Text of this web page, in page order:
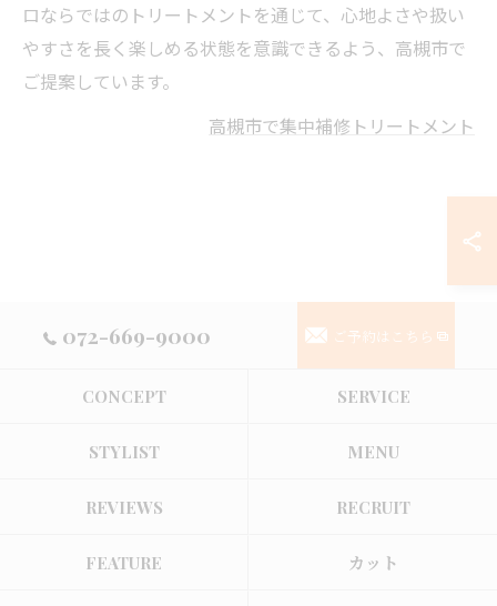
ロならではのトリートメントを通じて、心地よさや扱い
やすさを長く楽しめる状態を意識できるよう、高槻市で
ご提案しています。
高槻市で集中補修トリートメント
072-669-9000 ご予約はこちら
CONCEPT SERVICE
STYLIST MENU
REVIEWS RECRUIT
FEATURE カット